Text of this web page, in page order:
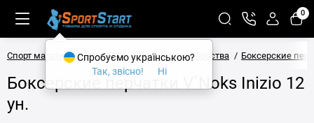
0
Спорт магазин SPORTSTART Бокс и единоборства Боксерские
Боксерские перчатки V`Noks Inizio 12
ун.
Спробуємо українською?
Так, звісно!
Ні